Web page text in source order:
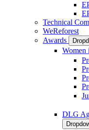
Technical
WeReforest
Awards
Women
DLG